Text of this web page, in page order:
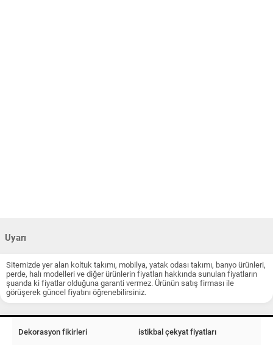
Uyarı
Sitemizde yer alan koltuk takımı, mobilya, yatak odası takımı, banyo ürünleri,
perde, halı modelleri ve diğer ürünlerin fiyatları hakkında sunulan fiyatların
şuanda ki fiyatlar olduğuna garanti vermez. Ürünün satış firması ile
görüşerek güncel fiyatını öğrenebilirsiniz.
Dekorasyon fikirleri istikbal çekyat fiyatları